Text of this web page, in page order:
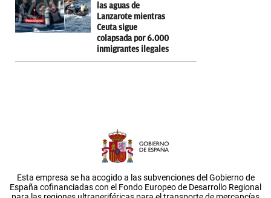
las aguas de
Lanzarote mientras
Ceuta sigue
colapsada por 6.000
inmigrantes ilegales
Esta empresa se ha acogido a las subvenciones del Gobierno de
España cofinanciadas con el Fondo Europeo de Desarrollo Regional